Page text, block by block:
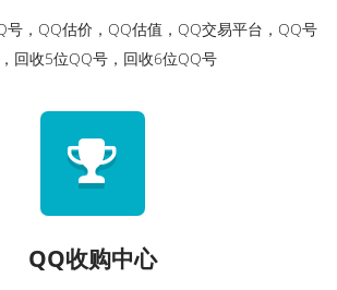
号，QQ估价，QQ估值，QQ交易平台，QQ号
回收5位QQ号，回收6位QQ号
QQ收购中心